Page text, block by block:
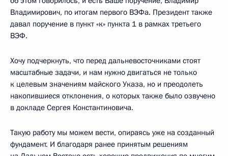
Владимирович, по итогам первого ВЭФа. Президент также
давал поручение в пункт «к» пункта 1 в рамках третьего
ВЭФ.
Хочу подчеркнуть, что перед дальневосточниками стоят
масштабные задачи, и нам нужно двигаться не только
к целевым значениям майского Указа, но и преодолеть
накопившиеся отклонения, о которых также было озвучено
в докладе Сергея Константиновича.
Такую работу мы можем вести, опираясь уже на созданный
фундамент. И благодаря ранее принятым решениям